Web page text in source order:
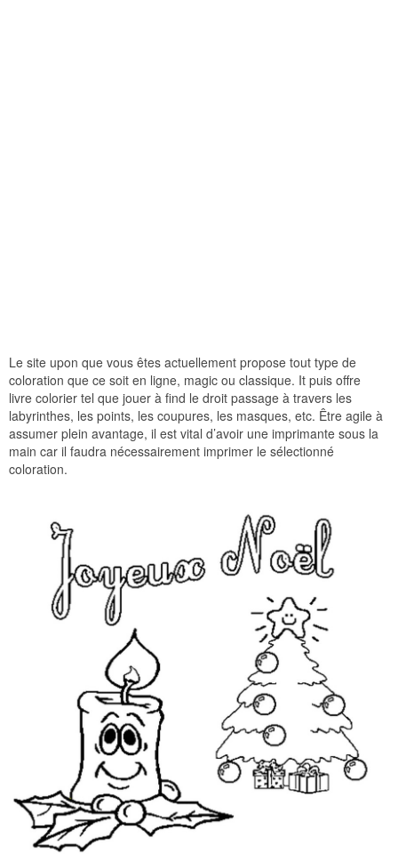
Le site upon que vous êtes actuellement propose tout type de
coloration que ce soit en ligne, magic ou classique. It puis offre
livre colorier tel que jouer à find le droit passage à travers les
labyrinthes, les points, les coupures, les masques, etc. Être agile à
assumer plein avantage, il est vital d’avoir une imprimante sous la
main car il faudra nécessairement imprimer le sélectionné
coloration.